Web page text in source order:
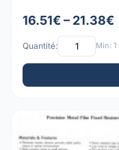
16.51€ – 21.38€
Quantité: Min: 1